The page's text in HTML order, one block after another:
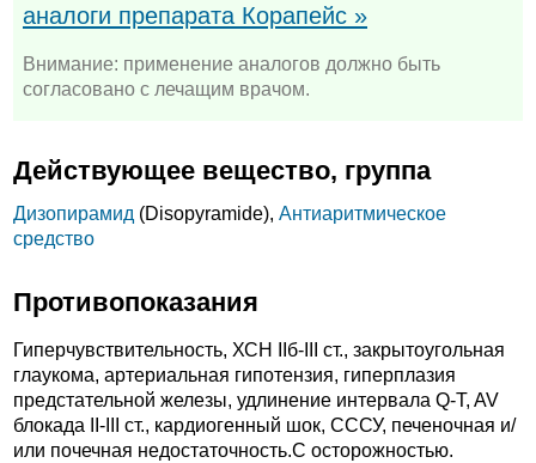
аналоги препарата Корапейс »
Внимание: применение аналогов должно быть
согласовано с лечащим врачом.
Действующее вещество, группа
Дизопирамид (Disopyramide), Антиаритмическое
средство
Противопоказания
Гиперчувствительность, ХСН IIб-III ст., закрытоугольная
глаукома, артериальная гипотензия, гиперплазия
предстательной железы, удлинение интервала Q-T, AV
блокада II-III ст., кардиогенный шок, СССУ, печеночная и/
или почечная недостаточность.C осторожностью.